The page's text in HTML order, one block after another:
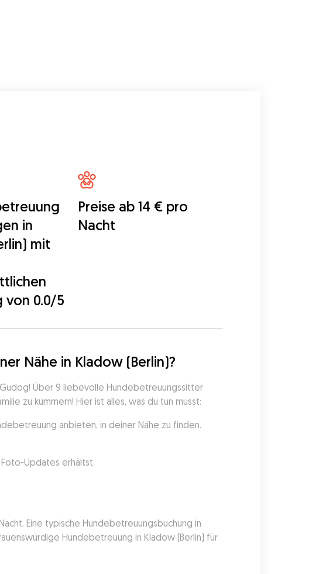
in
mit
von 0.0/5
Preise ab 14 € pro
Nacht
Nähe in Kladow (Berlin)?
Über 9 liebevolle Hundebetreuungssitter
zu kümmern! Hier ist alles, was du tun musst:
anbieten, in deiner Nähe zu finden.
Updates erhältst.
Eine typische Hundebetreuungsbuchung in
Hundebetreuung in Kladow (Berlin) für